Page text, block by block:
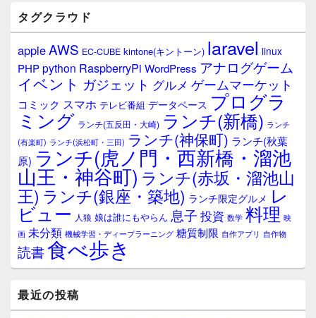
ウ
ィ
ジ
ェ
ア
タグクラウド
appleAWS EC-CUBE kintone(キントーン) laravel linux
PHPpython RaspberryPi WordPress アナログゲーム
イベント ガジェット グルメ ゲームマーケット
コミック スマホ テレビ番組 データベース プログラ
ミング ランチ(五反田・大崎) ランチ(新橋) ランチ
(有楽町) ランチ(浜松町・三田) ランチ(神保町) ランチ(秋葉
原) ランチ(虎ノ門・西新橋・溜池
山王・神谷町) ランチ(赤坂・溜池山
王) ランチ(銀座・築地) ランチ限定グルメ レ
ビュー 人狼 娘は誰にもやらん 息子 投資 数学 料理 映
画 未分類 機械学習・ディープラーニング 糖質制限 自作アプリ 自作物
読書食べ歩き
最近の投稿